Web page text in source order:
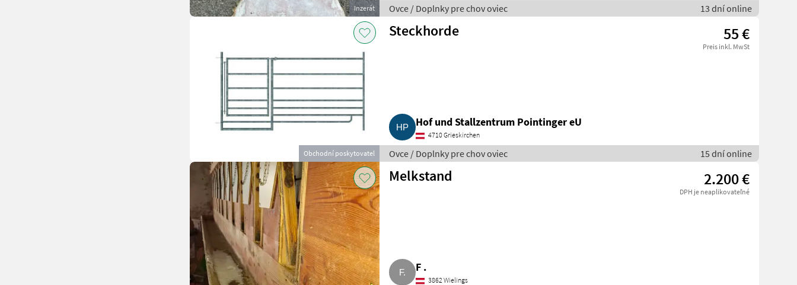
Inzerát Ovce / Doplnky pre chov oviec 13 dní online
Obchodní poskytovatel
Steckhorde 55 €
Preis inkl. MwSt
Hof und Stallzentrum Pointinger eU
4710 Grieskirchen
Ovce / Doplnky pre chov oviec 15 dní online
Melkstand 2.200 €
DPH je neaplikovateľné
F .
3862 Wielings